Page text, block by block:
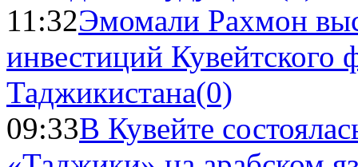
11:32Эмомали Рахмон
инвестиций Кувейтского
Таджикистана(0)
09:33В Кувейте